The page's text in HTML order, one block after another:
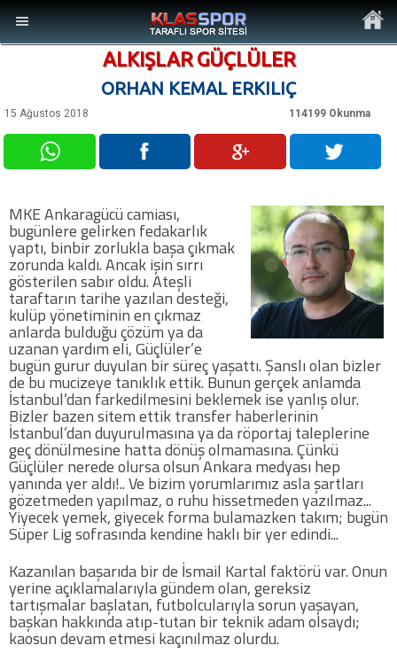
MENÜ
Son Dakika Haberler
Foto Galeri
Video Galeri
Ankara Takımları
Futbol
Basketbol
Voleybol
Hentbol
Bisiklet
ALKIŞLAR GÜÇLÜLER
ORHAN KEMAL ERKILIÇ
15 Ağustos 2018 114199 Okunma
MKE Ankaragücü camiası,
bugünlere gelirken fedakarlık
yaptı, binbir zorlukla başa çıkmak
zorunda kaldı. Ancak işin sırrı
gösterilen sabır oldu. Ateşli
taraftarın tarihe yazılan desteği,
kulüp yönetiminin en çıkmaz
anlarda bulduğu çözüm ya da
uzanan yardım eli, Güçlüler’e
bugün gurur duyulan bir süreç yaşattı. Şanslı olan bizler
de bu mucizeye tanıklık ettik. Bunun gerçek anlamda
İstanbul’dan farkedilmesini beklemek ise yanlış olur.
Bizler bazen sitem ettik transfer haberlerinin
İstanbul’dan duyurulmasına ya da röportaj taleplerine
geç dönülmesine hatta dönüş olmamasına. Çünkü
Güçlüler nerede olursa olsun Ankara medyası hep
yanında yer aldı!.. Ve bizim yorumlarımız asla şartları
gözetmeden yapılmaz, o ruhu hissetmeden yazılmaz...
Yiyecek yemek, giyecek forma bulamazken takım; bugün
Süper Lig sofrasında kendine haklı bir yer edindi...
Kazanılan başarıda bir de İsmail Kartal faktörü var. Onun
yerine açıklamalarıyla gündem olan, gereksiz
tartışmalar başlatan, futbolcularıyla sorun yaşayan,
başkan hakkında atıp-tutan bir teknik adam olsaydı;
kaosun devam etmesi kaçınılmaz olurdu.